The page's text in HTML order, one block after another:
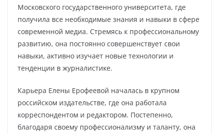
Московского государственного университета, где
получила все необходимые знания и навыки в сфере
современной медиа. Стремясь к профессиональному
развитию, она постоянно совершенствует свои
навыки, активно изучает новые технологии и
тенденции в журналистике.
Карьера Елены Ерофеевой началась в крупном
российском издательстве, где она работала
корреспондентом и редактором. Постепенно,
благодаря своему профессионализму и таланту, она